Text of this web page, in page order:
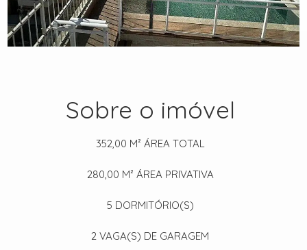
Sobre o imóvel
352,00 M² ÁREA TOTAL
280,00 M² ÁREA PRIVATIVA
5 DORMITÓRIO(S)
2 VAGA(S) DE GARAGEM